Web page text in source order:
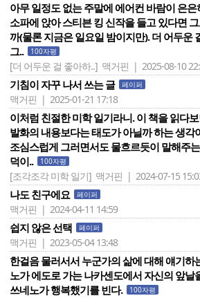
아무 일정도 없는 주말에 에어컨 바람이 은
소파에 앉아 스티븐 킹 신작을 들고 있다면
까(물론 지금은 일요일 밤이지만). 더 어두운
그..
100자평
[더 어두운 걸 좋아하..] 맥거핀 | 2025-08-10
기침이 자꾸 나서 쓰는 글 페이퍼
맥거핀 | 2025-01-21 17:18
이처럼 친절한 미학 일기라니. 이 책을 읽다
발화의 내용보다는 태도가 아닐까 하는 생각
조심스럽게 그러면서도 물흐르듯이 말해주
덕이..
100자평
[조각조각 미학 일기] 맥거핀 | 2024-07-15
나도 친구에요 페이퍼
맥거핀 | 2024-04-11 14:59
쉽지 않은 선택 페이퍼
맥거핀 | 2023-05-04 13:48
한걸음 물러서서 누군가의 삶에 대해 얘기하
노가 에도로 가는 나카센도에서 자신의 앞날
쓰네노가 행복했기를 빈다.
100자평